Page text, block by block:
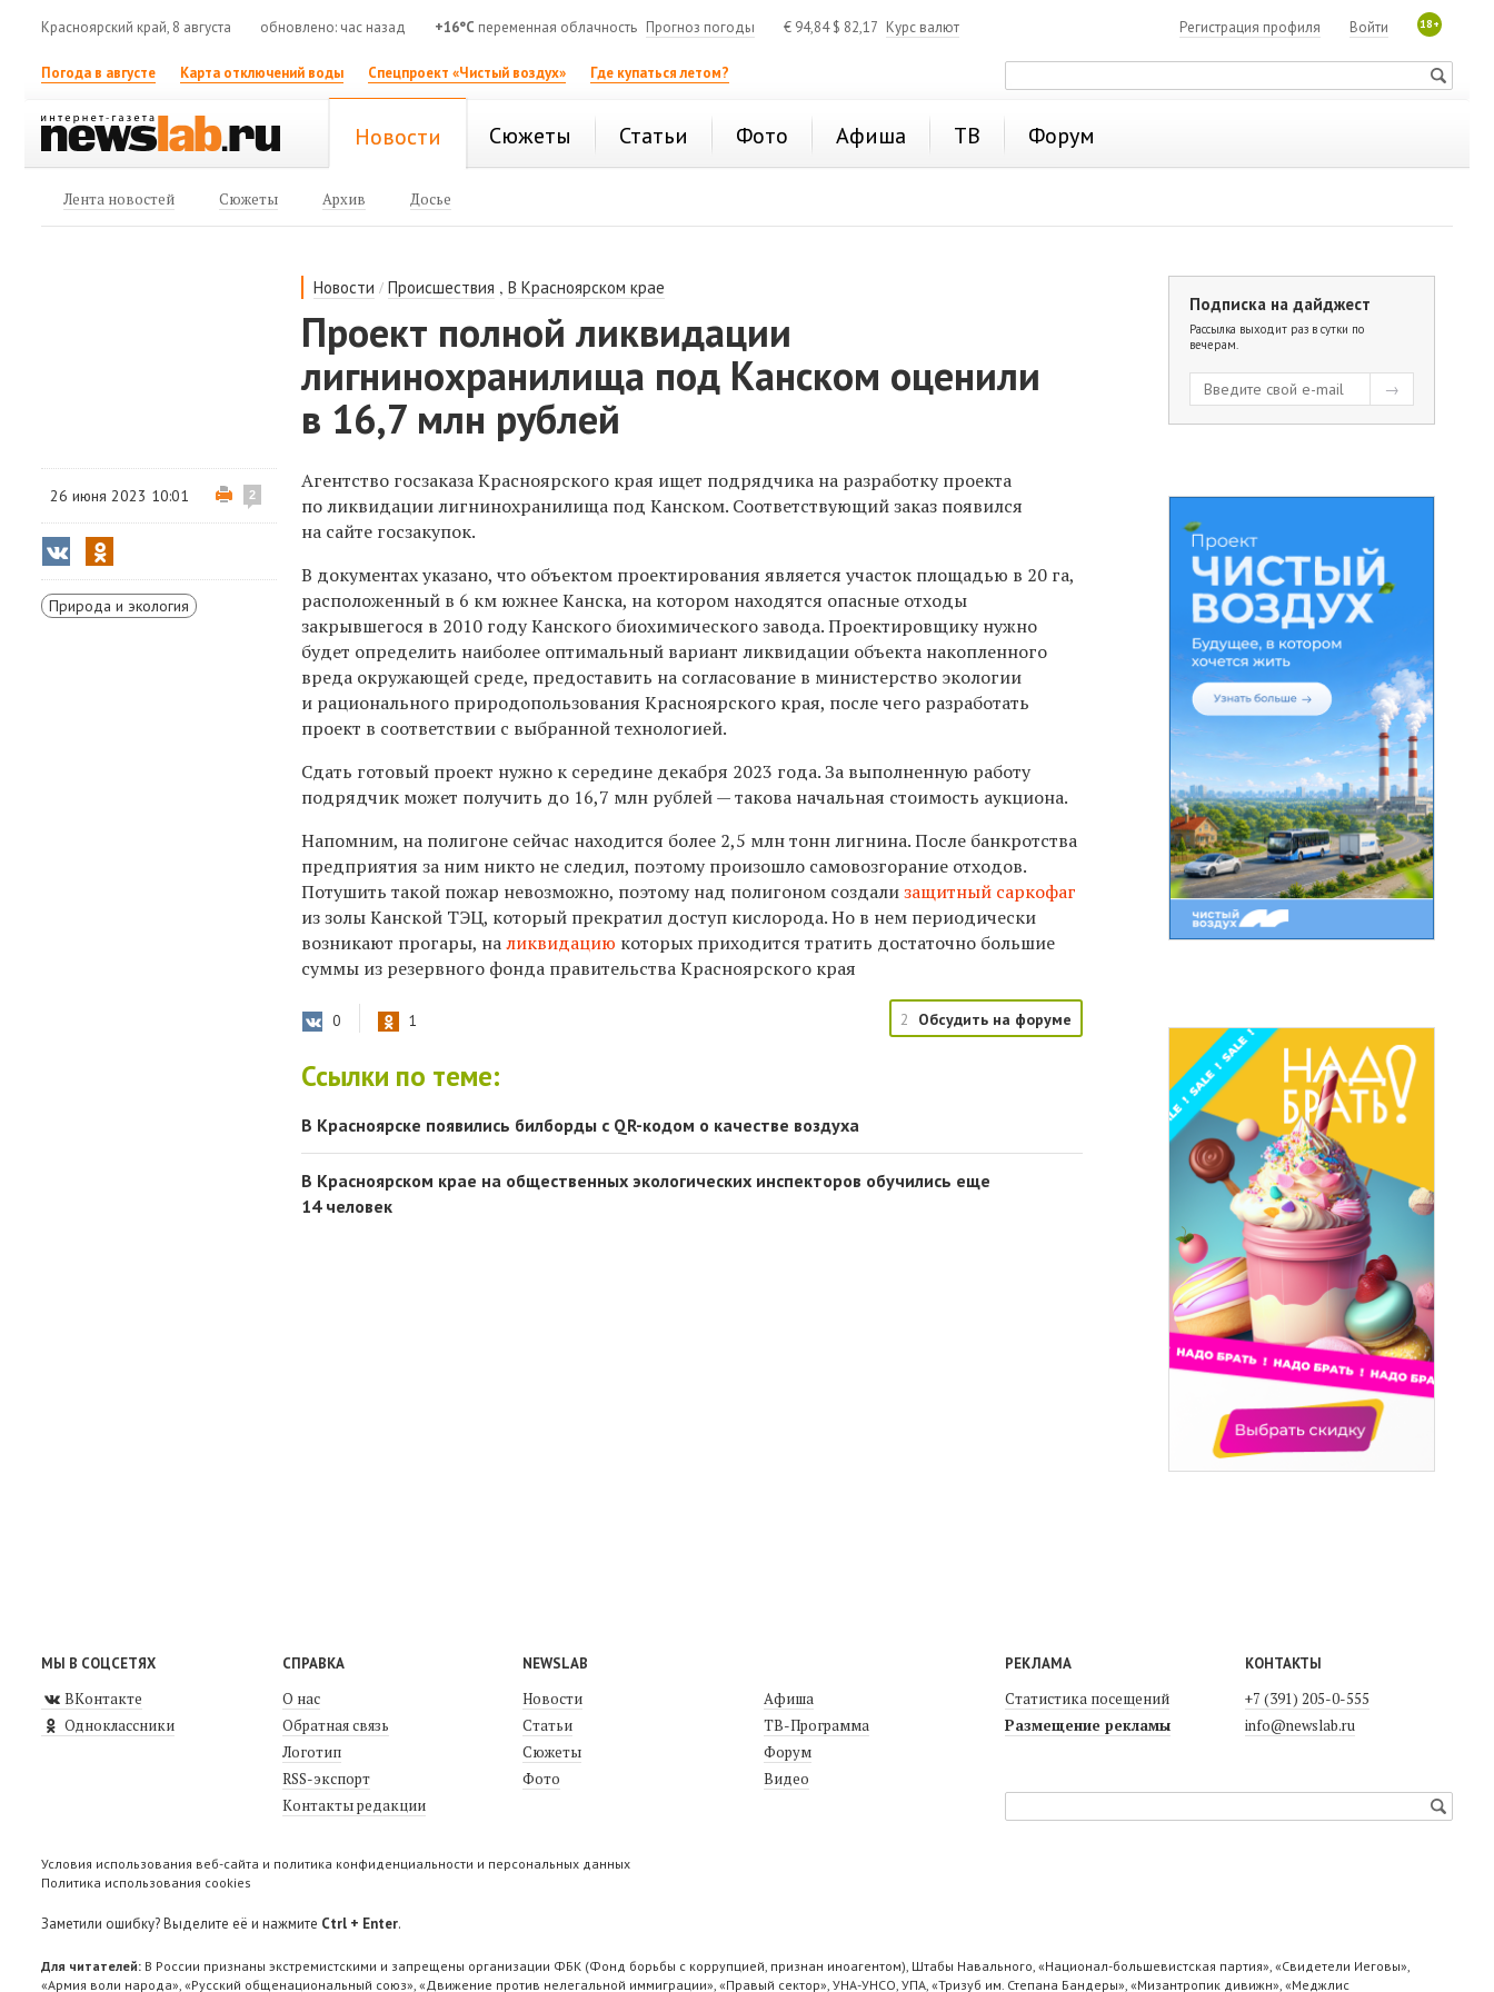
Красноярский край, 8 августа обновлено: час назад +16°C переменная облачность Прогноз погоды € 94,84$ 82,17 Курс валют 18+
Войти
Регистрация профиля
Погода в августе Карта отключений воды Спецпроект «Чистый воздух» Где купаться летом?
Новости Сюжеты Статьи Фото Афиша ТВ Форум
Лента новостей Сюжеты Архив Досье
Новости /Происшествия ,В Красноярском крае
Проект полной ликвидации
лигнинохранилища под Канском оценили
в 16,7 млн рублей
26 июня 2023 10:01 2
Природа и экология
Агентство госзаказа Красноярского края ищет подрядчика на разработку проекта
по ликвидации лигнинохранилища под Канском. Соответствующий заказ появился
на сайте госзакупок.
В документах указано, что объектом проектирования является участок площадью в 20 га,
расположенный в 6 км южнее Канска, на котором находятся опасные отходы
закрывшегося в 2010 году Канского биохимического завода. Проектировщику нужно
будет определить наиболее оптимальный вариант ликвидации объекта накопленного
вреда окружающей среде, предоставить на согласование в министерство экологии
и рационального природопользования Красноярского края, после чего разработать
проект в соответствии с выбранной технологией.
Сдать готовый проект нужно к середине декабря 2023 года. За выполненную работу
подрядчик может получить до 16,7 млн рублей — такова начальная стоимость аукциона.
Напомним, на полигоне сейчас находится более 2,5 млн тонн лигнина.После банкротства
предприятия за ним никто не следил, поэтому произошло самовозгорание отходов.
Потушить такой пожар невозможно, поэтому над полигоном создализащитный саркофаг
из золы Канской ТЭЦ, который прекратил доступ кислорода. Но в нем периодически
возникают прогары, наликвидацию которых приходится тратить достаточно большие
суммы из резервного фонда правительства Красноярского края
0 1 2 Обсудить на форуме
Ссылки по теме:
В Красноярске появились билборды с QR-кодом о качестве воздуха
В Красноярском крае на общественных экологических инспекторов обучились еще
14 человек
Подписка на дайджест
Рассылка выходит раз в сутки по
вечерам.
МЫ В СОЦСЕТЯХ
ВКонтакте
Одноклассники
СПРАВКА
О нас
Обратная связь
Логотип
RSS-экспорт
Контакты редакции
NEWSLAB
Новости
Статьи
Сюжеты
Фото
Афиша
ТВ-Программа
Форум
Видео
РЕКЛАМА
Статистика посещений
Размещение рекламы
КОНТАКТЫ
+7 (391) 205-0-555
info@newslab.ru
Условия использования веб-сайта и политика конфиденциальности и персональных данных
Политика использования cookies
Заметили ошибку? Выделите её и нажмите Ctrl + Enter.
Для читателей: В России признаны экстремистскими и запрещены организации ФБК (Фонд борьбы с коррупцией, признан иноагентом), Штабы Навального, «Национал-большевистская партия», «Свидетели Иеговы»,
«Армия воли народа», «Русский общенациональный союз», «Движение против нелегальной иммиграции», «Правый сектор», УНА-УНСО, УПА, «Тризуб им. Степана Бандеры», «Мизантропик дивижн», «Меджлис